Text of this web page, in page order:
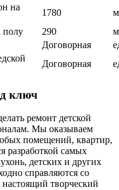
на
1780
полу
290
Договорная
Договорная
ключ
ремонт детской
Мы оказываем
помещений, квартир,
разработкой самых
детских и других
справляются со
творческий